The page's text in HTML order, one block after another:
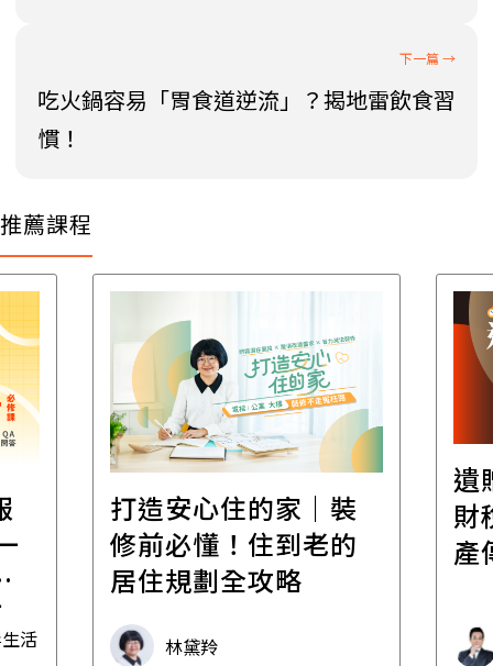
吃火鍋容易「胃食道逆流」？揭地雷飲食習
慣！
推薦課程
活
打造安心住的家｜裝
修前必懂！住到老的
居住規劃全攻略
林黛羚
遺
財
產